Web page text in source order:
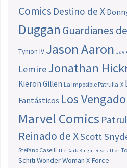
Comics Destino de X
Duggan Guardianes
Tynion IV Jason Aaron
LemireJonathan
Kieron Gillen La Imposible Patrulla-X
Fantásticos Los
Marvel Comics
Reinado de XScott
Stefano Caselli The Dark Knight Rises Thor
Schiti Wonder Woman X-Force